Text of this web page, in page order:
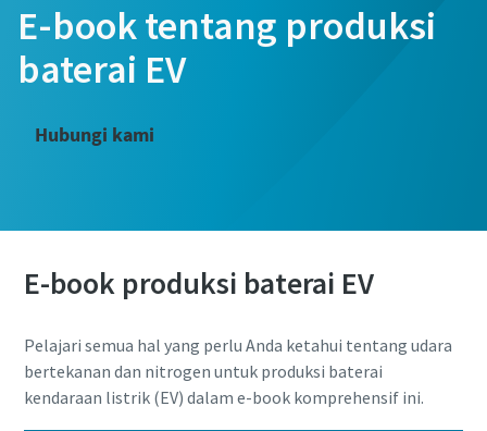
E-book tentang produksi
baterai EV
Hubungi kami
E-book produksi baterai EV
Pelajari semua hal yang perlu Anda ketahui tentang udara
bertekanan dan nitrogen untuk produksi baterai
kendaraan listrik (EV) dalam e-book komprehensif ini.